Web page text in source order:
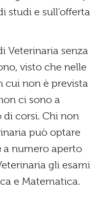
studi e sull’offerta
Veterinaria senza
visto che nelle
cui non è prevista
ci sono a
corsi. Chi non
può optare
a numero aperto
gli esami
e Matematica.